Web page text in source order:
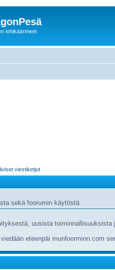
lohikäärmeet
viestiketjut
sekä foorumin käytöstä.
uusista toiminnallisuuksista
eteenpäi munfoorminn.com